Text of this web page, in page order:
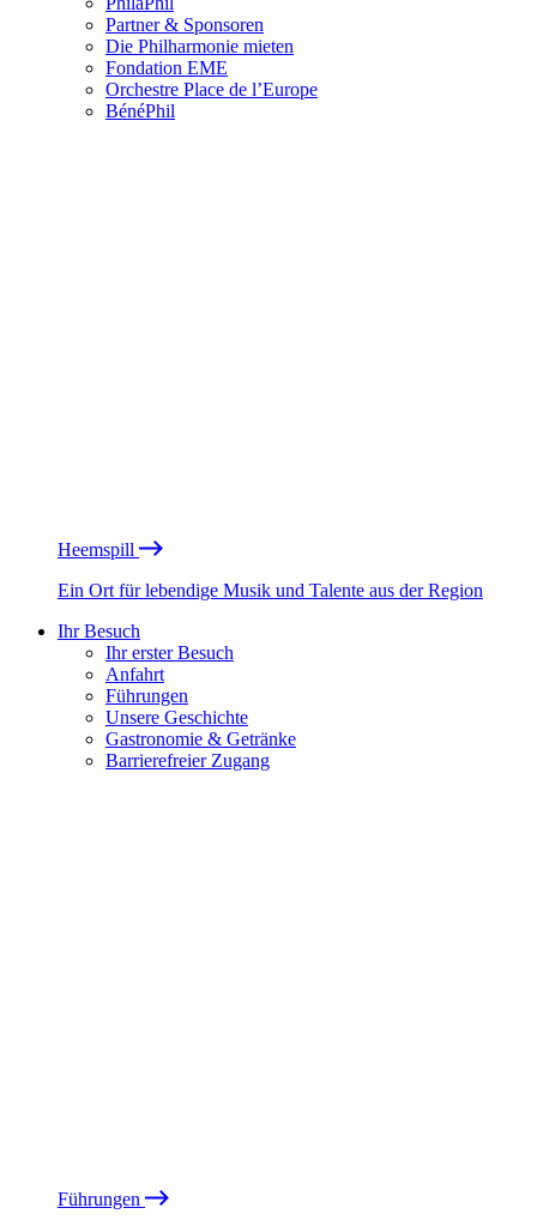
Partner & Sponsoren
Die Philharmonie mieten
Fondation EME
Orchestre Place de l’Europe
BénéPhil
Heemspill
Ein Ort für lebendige Musik und Talente aus der Region
Ihr Besuch
Ihr erster Besuch
Anfahrt
Führungen
Unsere Geschichte
Gastronomie & Getränke
Barrierefreier Zugang
Führungen